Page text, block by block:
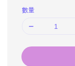
數量